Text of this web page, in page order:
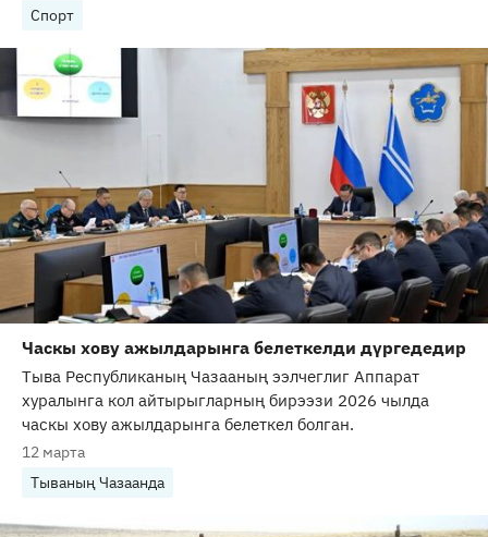
Спорт
Часкы хову ажылдарынга белеткелди дүргедедир
Тыва Республиканың Чазааның ээлчеглиг Аппарат
хуралынга кол айтырыгларның бирээзи 2026 чылда
часкы хову ажылдарынга белеткел болган.
12 марта
Тываның Чазаанда